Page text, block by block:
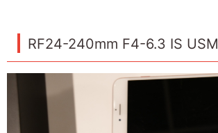
RF24-240mm F4-6.3 IS USM